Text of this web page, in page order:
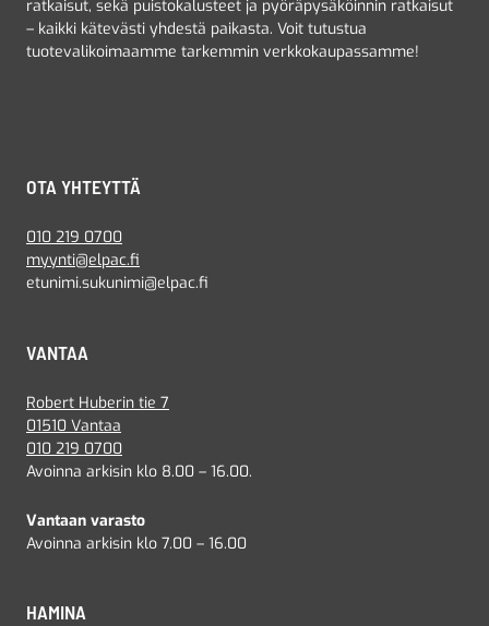
ratkaisut, sekä puistokalusteet ja pyöräpysäköinnin ratkaisut
– kaikki kätevästi yhdestä paikasta. Voit tutustua
tuotevalikoimaamme tarkemmin verkkokaupassamme!
OTA YHTEYTTÄ
010 219 0700
myynti@elpac.fi
etunimi.sukunimi@elpac.fi
VANTAA
Robert Huberin tie 7
01510 Vantaa
010 219 0700
Avoinna arkisin klo 8.00 – 16.00.
Vantaan varasto
Avoinna arkisin klo 7.00 – 16.00
HAMINA